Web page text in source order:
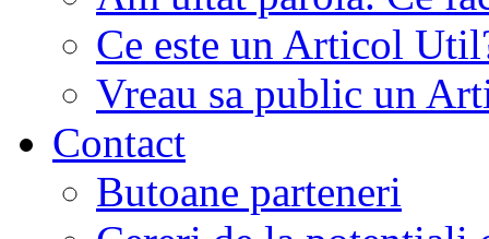
Ce este un Articol
Vreau sa public un
Contact
Butoane parteneri